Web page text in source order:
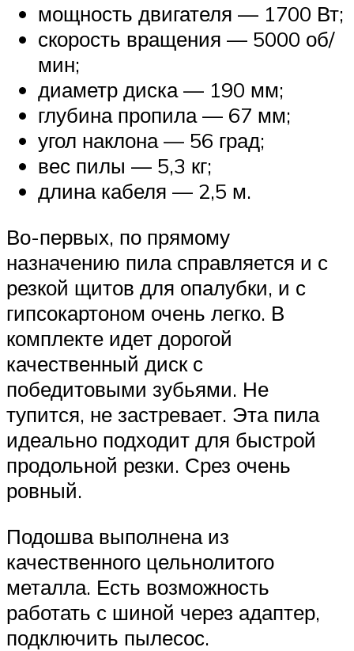
мощность двигателя — 1700 Вт;
скорость вращения — 5000 об/
мин;
диаметр диска — 190 мм;
глубина пропила — 67 мм;
угол наклона — 56 град;
вес пилы — 5,3 кг;
длина кабеля — 2,5 м.
Во-первых, по прямому
назначению пила справляется и с
резкой щитов для опалубки, и с
гипсокартоном очень легко. В
комплекте идет дорогой
качественный диск с
победитовыми зубьями. Не
тупится, не застревает. Эта пила
идеально подходит для быстрой
продольной резки. Срез очень
ровный.
Подошва выполнена из
качественного цельнолитого
металла. Есть возможность
работать с шиной через адаптер,
подключить пылесос.